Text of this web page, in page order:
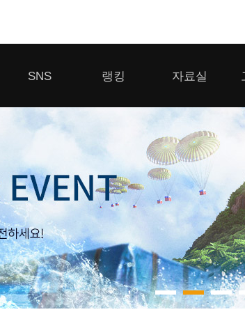
우마무스메 프리티 더비
가디언 테일즈
프린세스 커넥트 Re:Dive
프렌즈팝콘
SNS
톡채널
랭킹
클랜 생존 리더보드
내 전적 히스토리
자료실
다운로드
이